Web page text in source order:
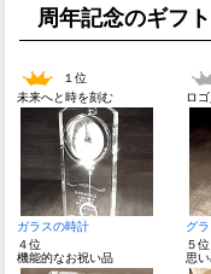
周年記念のギフ
１位
未来へと時を刻む
ガラスの時計
ロ
グラ
４位
機能的なお祝い品
５
思